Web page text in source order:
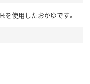
使用したおかゆです。